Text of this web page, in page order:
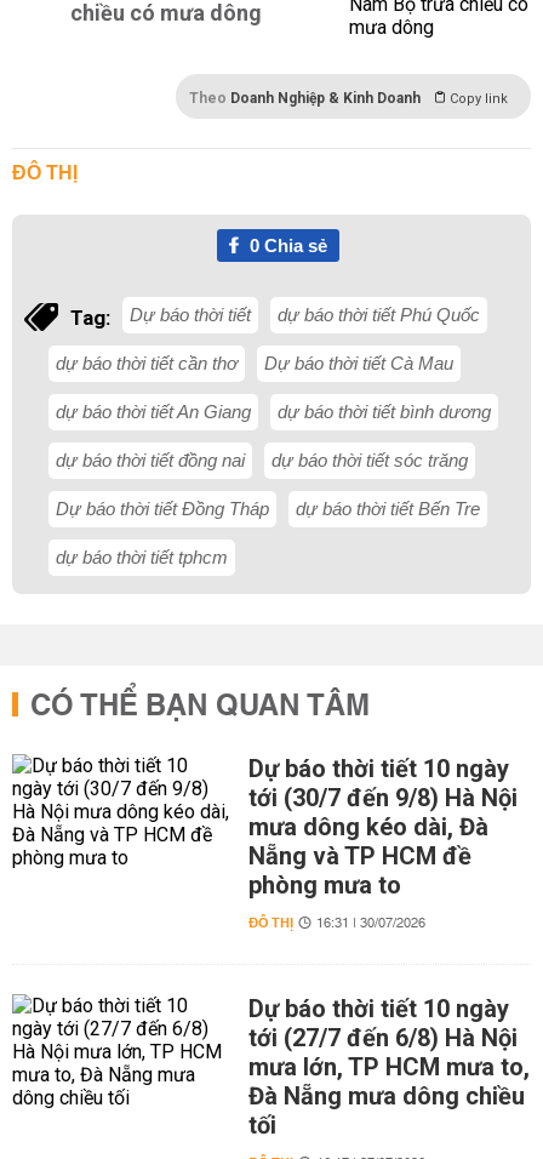
chiều có mưa dông
Theo Doanh Nghiệp & Kinh Doanh Copy link
ĐÔ THỊ
0Chia sẻ
Tag: Dự báo thời tiết dự báo thời tiết Phú Quốc
dự báo thời tiết cần thơ Dự báo thời tiết Cà Mau
dự báo thời tiết An Giang dự báo thời tiết bình dương
dự báo thời tiết đồng nai dự báo thời tiết sóc trăng
Dự báo thời tiết Đồng Tháp dự báo thời tiết Bến Tre
dự báo thời tiết tphcm
CÓ THỂ BẠN QUAN TÂM
Dự báo thời tiết 10 ngày
tới (30/7 đến 9/8) Hà Nội
mưa dông kéo dài, Đà
Nẵng và TP HCM đề
phòng mưa to
ĐÔ THỊ 16:31 | 30/07/2026
Dự báo thời tiết 10 ngày
tới (27/7 đến 6/8) Hà Nội
mưa lớn, TP HCM mưa to,
Đà Nẵng mưa dông chiều
tối